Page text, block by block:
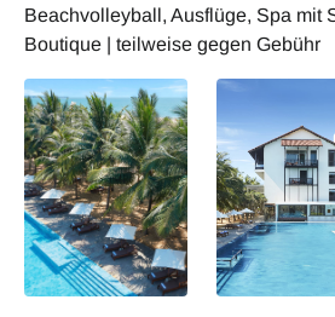
Beachvolleyball, Ausflüge, Spa mit
Boutique | teilweise gegen Gebühr